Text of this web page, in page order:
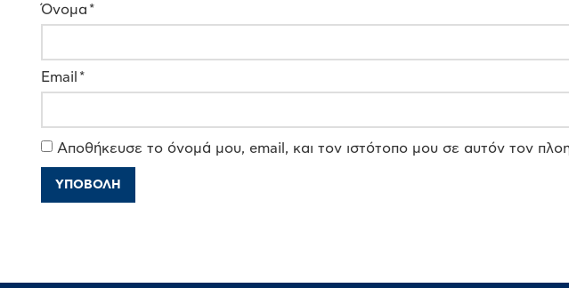
Όνομα *
Email *
Αποθήκευσε το όνομά μου, email, και τον ιστότοπο μου σε αυτόν τον